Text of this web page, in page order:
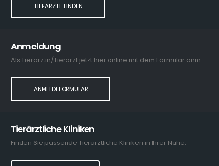
TIERÄRZTE FINDEN
Anmeldung
Als Tierärztin/Tierarzt jetzt hier online mit dem Formular anmelden.
ANMELDEFORMULAR
Tierärztliche Kliniken
Finden Sie passende Tierärztliche Kliniken in Ihrer Nähe.